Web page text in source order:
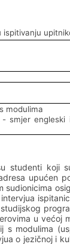
ispitivanju
modulima
smjer engleski
studenti koji
upućen
sudionicima
u
s modulima
o jezičnoj i